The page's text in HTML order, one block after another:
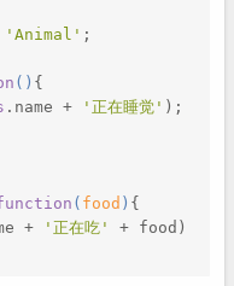
'Animal' ;
( ) {
.name + '正在睡觉' );
( food ) {
+ '正在吃'
+ food)